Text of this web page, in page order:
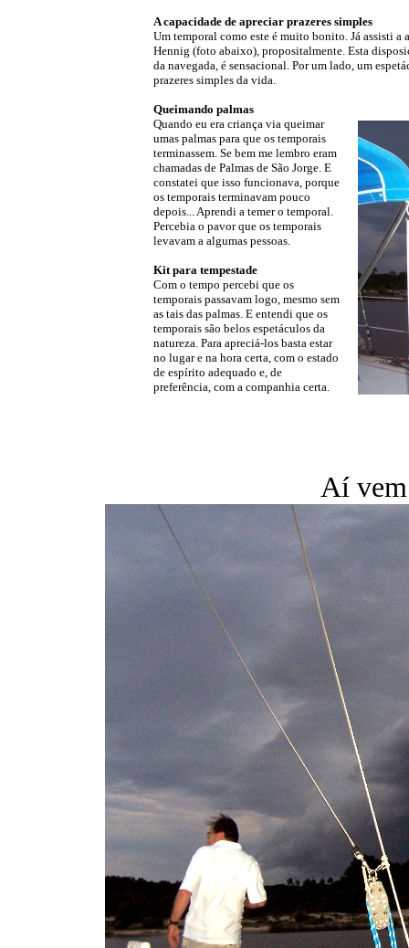
A capacidade de apreciar prazeres simples
Um temporal como este é muito bonito. Já assisti a
Hennig (foto abaixo), propositalmente. Esta
da navegada, é sensacional. Por um lado, um
prazeres simples da vida.
Queimando palmas
Quando eu era criança via queimar
umas palmas para que os temporais
terminassem. Se bem me lembro eram
chamadas de Palmas de São Jorge. E
constatei que isso funcionava, porque
os temporais terminavam pouco
depois... Aprendi a temer o temporal.
Percebia o pavor que os temporais
levavam a algumas pessoas.
Kit para tempestade
Com o tempo percebi que os
temporais passavam logo, mesmo sem
as tais das palmas. E entendi que os
temporais são belos espetáculos da
natureza. Para apreciá-los basta estar
no lugar e na hora certa, com o estado
de espírito adequado e, de
preferência, com a companhia certa.
Aí vem